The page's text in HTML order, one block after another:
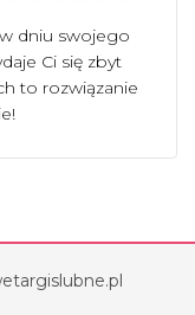
dniu swojego
Ci się zbyt
to rozwiązanie